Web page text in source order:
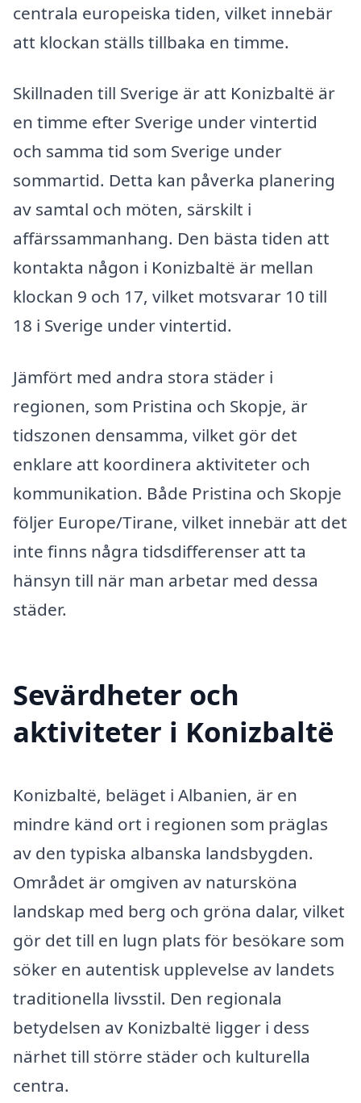
centrala europeiska tiden, vilket innebär
att klockan ställs tillbaka en timme.
Skillnaden till Sverige är att Konizbaltë är
en timme efter Sverige under vintertid
och samma tid som Sverige under
sommartid. Detta kan påverka planering
av samtal och möten, särskilt i
affärssammanhang. Den bästa tiden att
kontakta någon i Konizbaltë är mellan
klockan 9 och 17, vilket motsvarar 10 till
18 i Sverige under vintertid.
Jämfört med andra stora städer i
regionen, som Pristina och Skopje, är
tidszonen densamma, vilket gör det
enklare att koordinera aktiviteter och
kommunikation. Både Pristina och Skopje
följer Europe/Tirane, vilket innebär att det
inte finns några tidsdifferenser att ta
hänsyn till när man arbetar med dessa
städer.
Sevärdheter och
aktiviteter i Konizbaltë
Konizbaltë, beläget i Albanien, är en
mindre känd ort i regionen som präglas
av den typiska albanska landsbygden.
Området är omgiven av natursköna
landskap med berg och gröna dalar, vilket
gör det till en lugn plats för besökare som
söker en autentisk upplevelse av landets
traditionella livsstil. Den regionala
betydelsen av Konizbaltë ligger i dess
närhet till större städer och kulturella
centra.